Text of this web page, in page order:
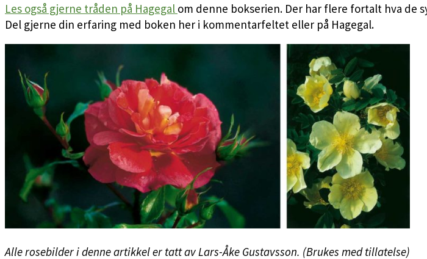
Les også gjerne tråden på Hagegal om denne bokserien. Der har flere fortalt hva de
Del gjerne din erfaring med boken her i kommentarfeltet eller på Hagegal.
Alle rosebilder i denne artikkel er tatt av Lars-Åke Gustavsson. (Brukes med tillatelse)